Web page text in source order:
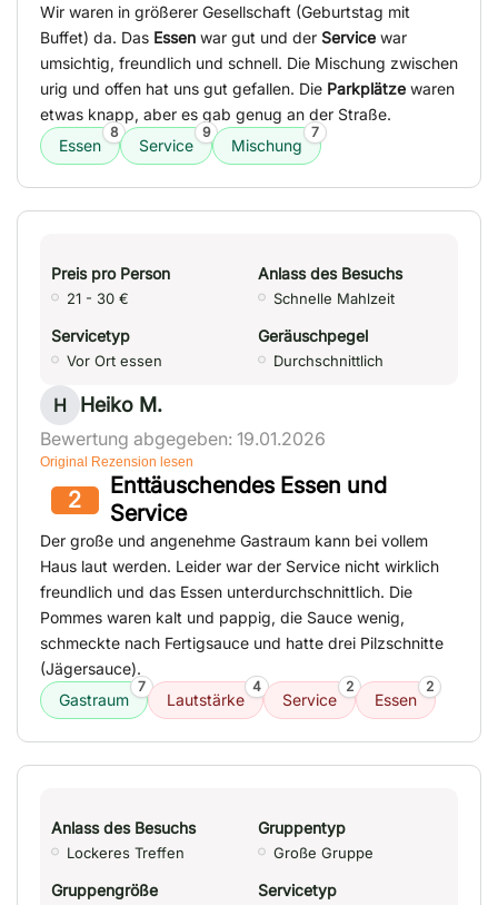
Wir waren in größerer Gesellschaft (Geburtstag mit
Buffet) da. Das Essen war gut und der Service war
umsichtig, freundlich und schnell. Die Mischung zwischen
urig und offen hat uns gut gefallen. Die Parkplätze waren
etwas knapp, aber es gab genug an der Straße.
Essen
8
Service
9
Mischung
7
Preis pro Person
21 - 30 €
Anlass des Besuchs
Schnelle Mahlzeit
Servicetyp
Vor Ort essen
Geräuschpegel
Durchschnittlich
H Heiko M.
Bewertung abgegeben: 19.01.2026
Original Rezension lesen
2
Enttäuschendes Essen und
Service
Der große und angenehme Gastraum kann bei vollem
Haus laut werden. Leider war der Service nicht wirklich
freundlich und das Essen unterdurchschnittlich. Die
Pommes waren kalt und pappig, die Sauce wenig,
schmeckte nach Fertigsauce und hatte drei Pilzschnitte
(Jägersauce).
Gastraum
7
Lautstärke
4
Service
2
Essen
2
Anlass des Besuchs
Lockeres Treffen
Gruppentyp
Große Gruppe
Gruppengröße Servicetyp